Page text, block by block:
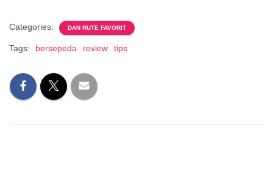
Categories: DAN RUTE FAVORIT
Tags: bersepeda review tips